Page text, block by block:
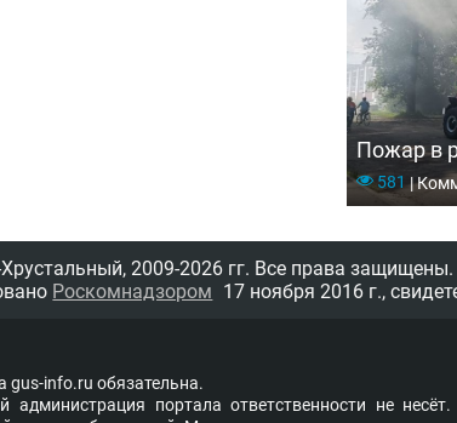
Пожар в
581|
2009-2026 гг. Все права защищены.
Роскомнадзором 17 ноября 2016 г.,
gus-info.ru обя­за­тель­на.
пор­та­ла от­вет­ствен­но­сти не несёт.